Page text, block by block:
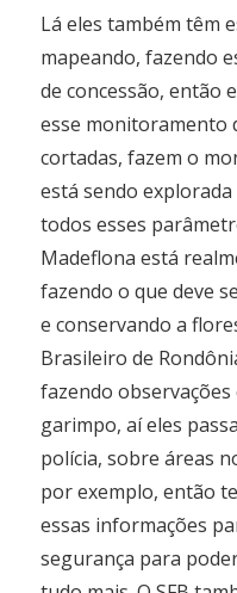
Lá eles também têm
mapeando, fazendo
de concessão, então
esse monitoramento
cortadas, fazem o
está sendo explorada
todos esses
Madeflona está
fazendo o que deve
e conservando a
Brasileiro de
fazendo
garimpo, aí eles
polícia, sobre áreas
por exemplo, então
essas informações
segurança para